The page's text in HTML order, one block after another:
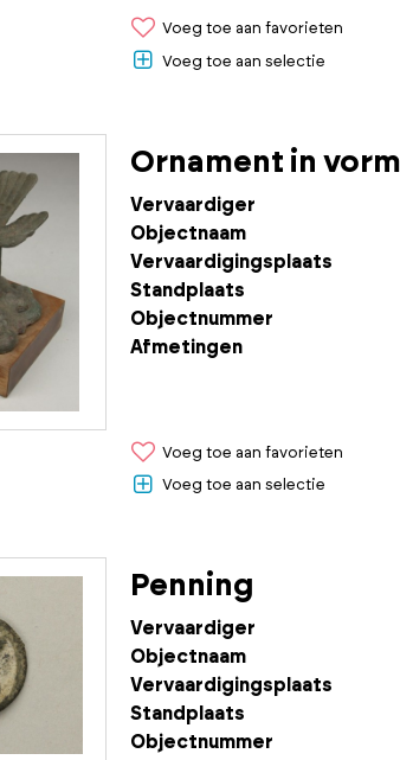
Voeg toe aan favorieten
Voeg toe aan selectie
Ornament in
Vervaardiger
Objectnaam
Vervaardigingsplaats
Standplaats
Objectnummer
Afmetingen
Voeg toe aan favorieten
Voeg toe aan selectie
Penning
Vervaardiger
Objectnaam
Vervaardigingsplaats
Standplaats
Objectnummer